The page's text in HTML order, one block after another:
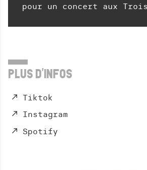
pour un concert aux
PLUS D'INFOS
Tiktok
Instagram
Spotify